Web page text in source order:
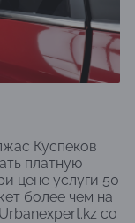
Куспеков
платную
цене услуги 50
более чем на
со